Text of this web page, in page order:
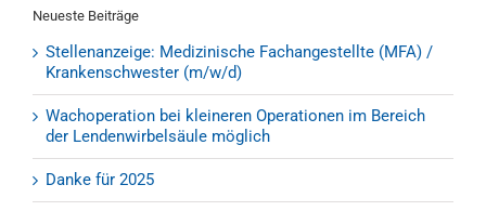
Neueste Beiträge
Stellenanzeige: Medizinische Fachangestellte (MFA) /
Krankenschwester (m/w/d)
Wachoperation bei kleineren Operationen im Bereich
der Lendenwirbelsäule möglich
Danke für 2025